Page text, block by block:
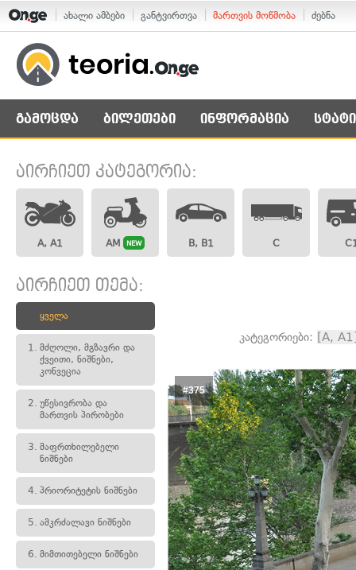
ახალი ამბები განტვირთვა მართვის მოწმობა ძებნა
გამოცდა ბილეთები ინფორმაცია
აირჩიეთ კატეგორია:
A, A1 AM NEW B, B1 C
აირჩიეთ თემა:
ყველა
1. მძღოლი, მგზავრი და
ქვეითი, ნიშნები,
კონვეცია
2. უწესივრობა და
მართვის პირობები
3. მაფრთხილებელი
ნიშნები
4. პრიორიტეტის ნიშნები
5. ამკრძალავი ნიშნები
6. მიმთითებელი ნიშნები
კატეგორიები: [A,
#375